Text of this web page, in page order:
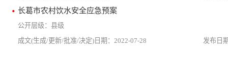
长葛市农村饮水安全应急预案
县级
2022-07-28